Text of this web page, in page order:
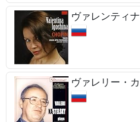
ヴァレンティ
ヴァレリー・